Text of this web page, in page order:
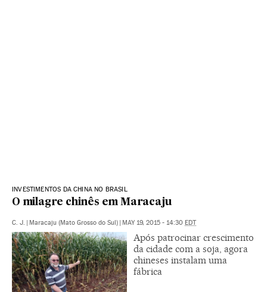
INVESTIMENTOS DA CHINA NO BRASIL
O milagre chinês em Maracaju
C. J. | Maracaju (Mato Grosso do Sul) | MAY 19, 2015 - 14:30 EDT
Após patrocinar crescimento
da cidade com a soja, agora
chineses instalam uma
fábrica